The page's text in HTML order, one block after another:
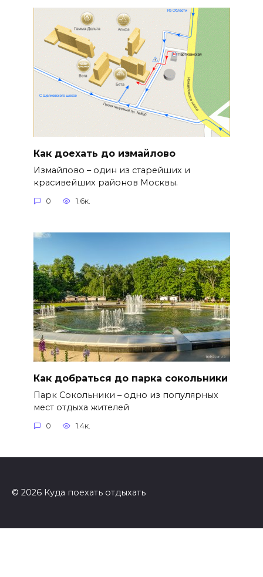
Как доехать до измайлово
Измайлово – один из старейших и
красивейших районов Москвы.
0 1.6к.
Как добраться до парка сокольники
Парк Сокольники – одно из популярных
мест отдыха жителей
0 1.4к.
© 2026 Куда поехать отдыхать